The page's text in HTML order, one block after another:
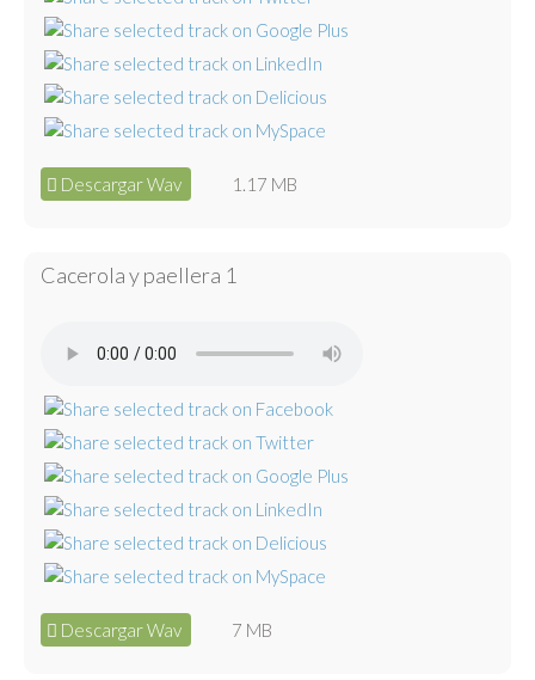
Descargar Wav 1.17 MB
Cacerola y paellera 1
Descargar Wav 7 MB